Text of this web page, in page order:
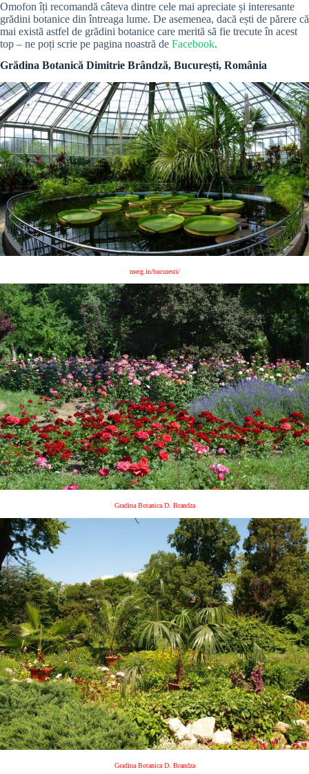
Omofon îți recomandă câteva dintre cele mai apreciate și interesante
grădini botanice din întreaga lume. De asemenea, dacă ești de părere că
mai există astfel de grădini botanice care merită să fie trecute în acest
top – ne poți scrie pe pagina noastră de Facebook.
Grădina Botanică Dimitrie Brândză, București, România
merg.in/bucuresti/
Gradina Botanica D. Brandza
Gradina Botanica D. Brandza